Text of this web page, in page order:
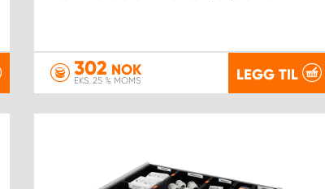
302 NOK
EKS. 25 % MOMS LEGG TIL